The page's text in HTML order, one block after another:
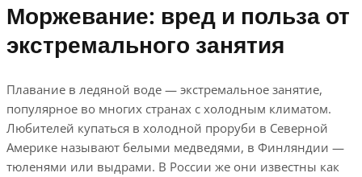
Моржевание: вред и польза от
экстремального занятия
Плавание в ледяной воде — экстремальное занятие,
популярное во многих странах с холодным климатом.
Любителей купаться в холодной проруби в Северной
Америке называют белыми медведями, в Финляндии —
тюленями или выдрами. В России же они известны как